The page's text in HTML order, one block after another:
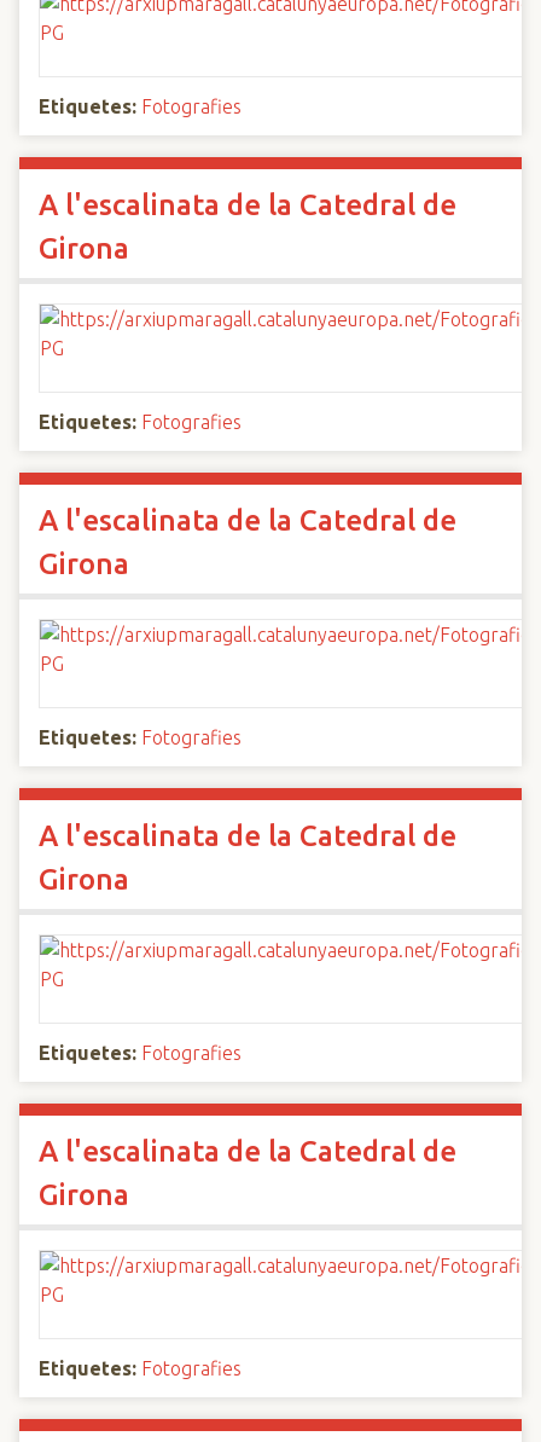
Etiquetes: Fotografies
A l'escalinata de la Catedral de
Girona
Etiquetes: Fotografies
A l'escalinata de la Catedral de
Girona
Etiquetes: Fotografies
A l'escalinata de la Catedral de
Girona
Etiquetes: Fotografies
A l'escalinata de la Catedral de
Girona
Etiquetes: Fotografies